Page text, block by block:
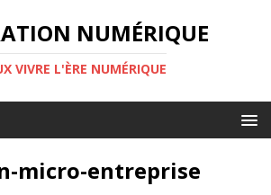
NUMÉRIQUE
VIVRE L'ÈRE NUMÉRIQUE
micro-entreprise